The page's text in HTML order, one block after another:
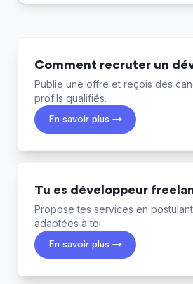
Comment recruter un
Publie une offre et reçois des
profils qualifiés.
En savoir plus →
Tu es développeur
Propose tes services en
adaptées à toi.
En savoir plus →